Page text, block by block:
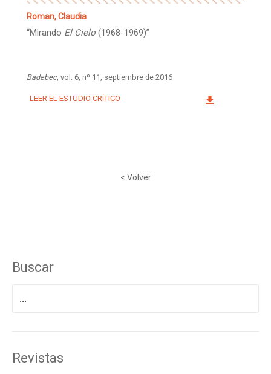
Roman, Claudia
“Mirando El Cielo (1968-1969)”
Badebec, vol. 6, nº 11, septiembre de 2016
LEER EL ESTUDIO CRÍTICO
< Volver
Buscar
Revistas